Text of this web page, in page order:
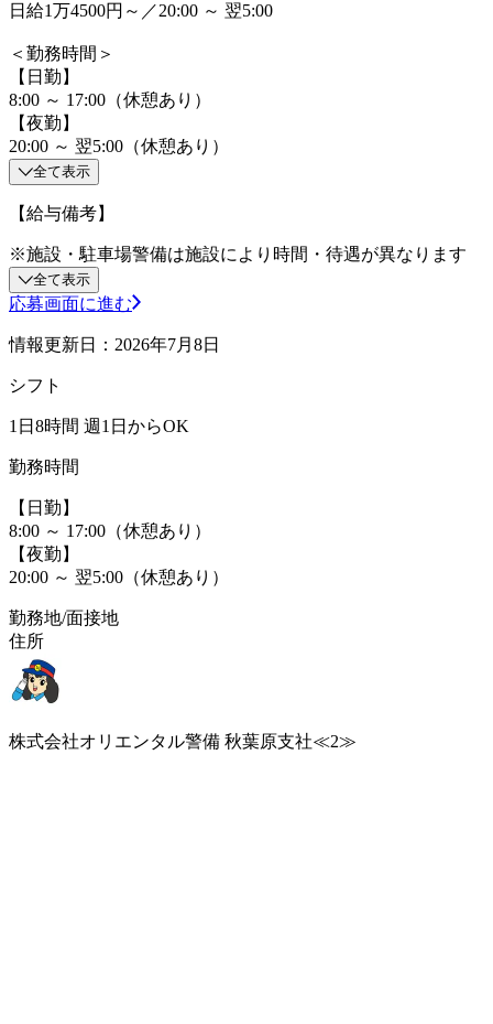
日給1万4500円～／20:00 ～ 翌5:00
＜勤務時間＞
【日勤】
8:00 ～ 17:00（休憩あり）
【夜勤】
20:00 ～ 翌5:00（休憩あり）
全て表示
【給与備考】
※施設・駐車場警備は施設により時間・待遇が異なります
全て表示
応募画面に進む
情報更新日：2026年7月8日
シフト
1日8時間 週1日からOK
勤務時間
【日勤】
8:00 ～ 17:00（休憩あり）
【夜勤】
20:00 ～ 翌5:00（休憩あり）
勤務地/面接地
住所
株式会社オリエンタル警備 秋葉原支社≪2≫